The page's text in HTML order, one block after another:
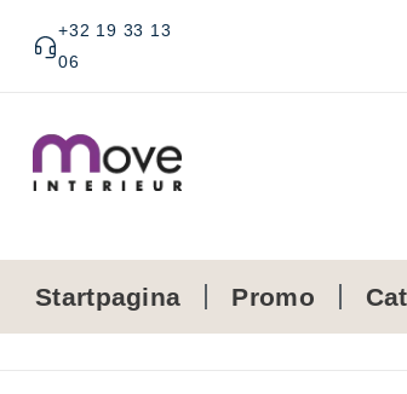
+32 19 33 13
06
Startpagina Promo